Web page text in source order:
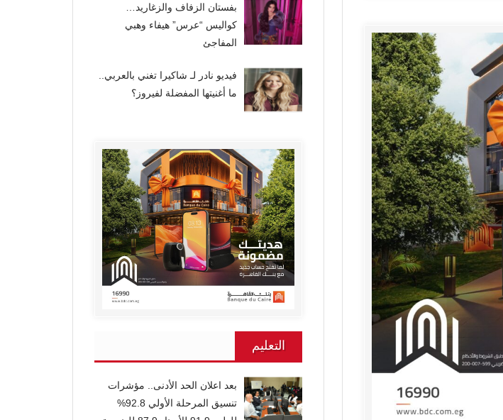
بفستان الزفاف والزغاريد…
كواليس “عرس” هيفاء وهبي
المفاجئ
فيديو نادر لـ شاكيرا تغني بالعربي..
ما أغنيتها المفضلة لفيروز؟
التعليم
بعد اعلان الحد الأدنى.. مؤشرات
تنسيق المرحلة الأولي 92.8%